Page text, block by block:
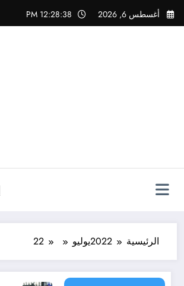
التجاوز
إلى
أغسطس 6, 2026 12:28:39 PM
الرئيسية 2022يوليو 22